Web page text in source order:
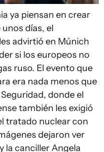
ya piensan en crear
días, el
advirtió en Múnich
si los europeos no
ruso. El evento que
era nada menos que
donde el
también les exigió
tratado nuclear con
dejaron ver
la canciller Angela